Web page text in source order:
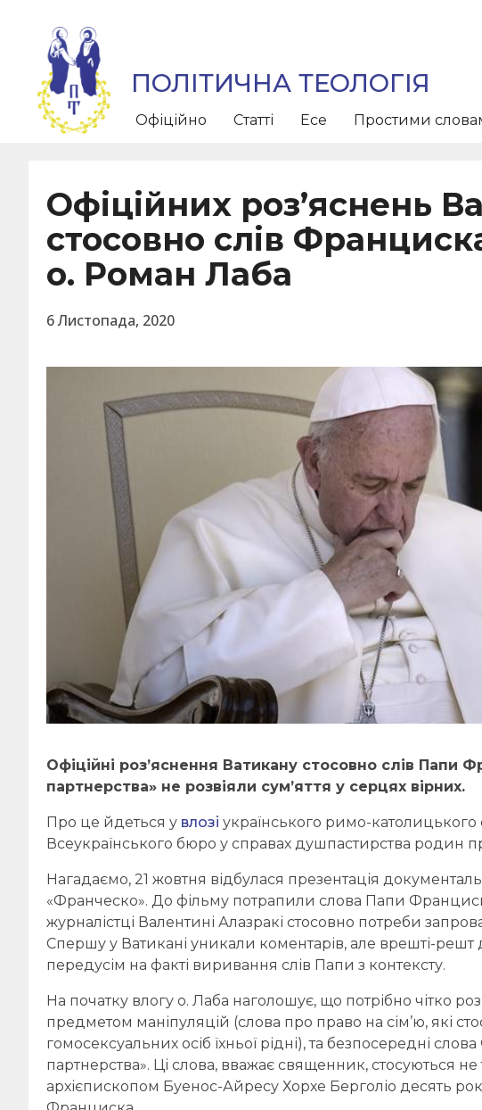
ПОЛІТИЧНА ТЕОЛОГІЯ
Офіційно Статті Есе Простими
Офіційних роз’яснень
стосовно слів
о. Роман Лаба
6 Листопада, 2020
Офіційні роз’яснення Ватикану стосовно слів Папи
партнерства» не розвіяли сум’яття у серцях вірних.
Про це йдеться у влозі українського римо-
Всеукраїнського бюро у справах душпастирства родин
Нагадаємо, 21 жовтня відбулася презентація
«Франческо». До фільму потрапили слова Папи
журналістці Валентині Алазракі стосовно потреби
Спершу у Ватикані уникали коментарів, але врешті-
передусім на факті виривання слів Папи з контексту.
На початку влогу о. Лаба наголошує, що потрібно чітко
предметом маніпуляцій (слова про право на сім’ю, які
гомосексуальних осіб їхньої рідні), та безпосередні
партнерства». Ці слова, вважає священник, стосуються
архієпископом Буенос-Айресу Хорхе Берголіо десять